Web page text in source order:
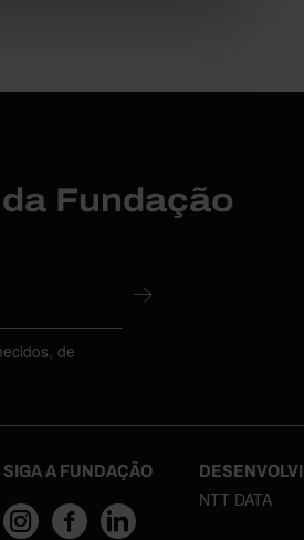
Fundação
de
SIGA A FUNDAÇÃO
NTT DATA